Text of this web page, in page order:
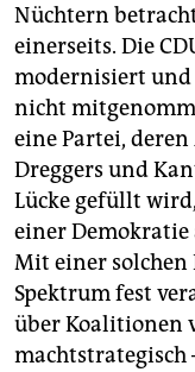
Nüchtern
einerseits. Die
modernisiert
nicht
eine Partei,
Dreggers und
Lücke gefüllt
einer Demokratie
Mit einer solchen
Spektrum fest
über Koalitionen
machtstrategisch